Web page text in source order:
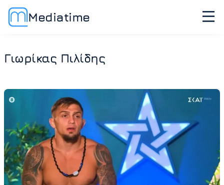
Mediatime
Γιωρίκας Πιλίδης